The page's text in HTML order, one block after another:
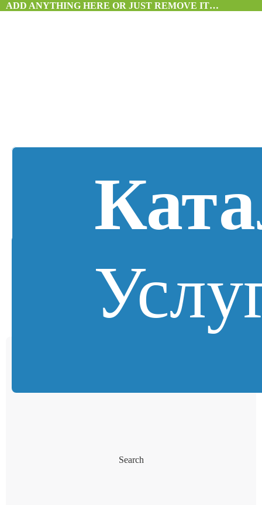
ADD ANYTHING HERE OR JUST REMOVE IT…
Search